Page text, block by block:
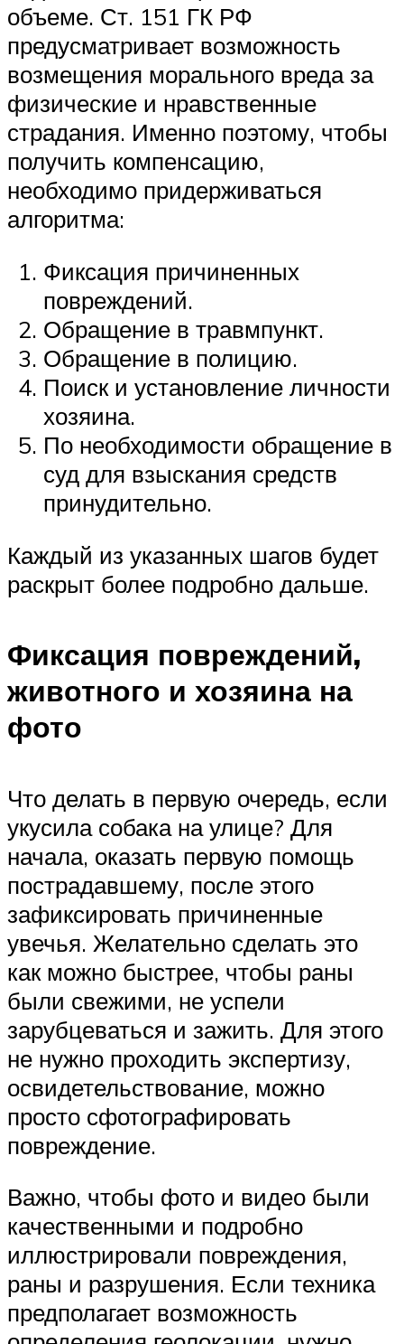
объеме. Ст. 151 ГК РФ
предусматривает возможность
возмещения морального вреда за
физические и нравственные
страдания. Именно поэтому, чтобы
получить компенсацию,
необходимо придерживаться
алгоритма:
Фиксация причиненных
повреждений.
Обращение в травмпункт.
Обращение в полицию.
Поиск и установление личности
хозяина.
По необходимости обращение в
суд для взыскания средств
принудительно.
Каждый из указанных шагов будет
раскрыт более подробно дальше.
Фиксация повреждений,
животного и хозяина на
фото
Что делать в первую очередь, если
укусила собака на улице? Для
начала, оказать первую помощь
пострадавшему, после этого
зафиксировать причиненные
увечья. Желательно сделать это
как можно быстрее, чтобы раны
были свежими, не успели
зарубцеваться и зажить. Для этого
не нужно проходить экспертизу,
освидетельствование, можно
просто сфотографировать
повреждение.
Важно, чтобы фото и видео были
качественными и подробно
иллюстрировали повреждения,
раны и разрушения. Если техника
предполагает возможность